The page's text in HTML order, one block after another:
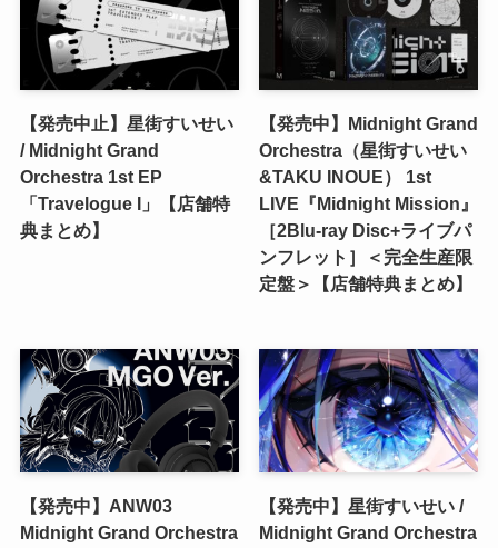
【発売中止】星街すいせい
/ Midnight Grand
Orchestra 1st EP
「Travelogue I」【店舗特
典まとめ】
【発売中】Midnight Grand
Orchestra（星街すいせい
&TAKU INOUE） 1st
LIVE『Midnight Mission』
［2Blu-ray Disc+ライブパ
ンフレット］＜完全生産限
定盤＞【店舗特典まとめ】
【発売中】ANW03
Midnight Grand Orchestra
【発売中】星街すいせい /
Midnight Grand Orchestra